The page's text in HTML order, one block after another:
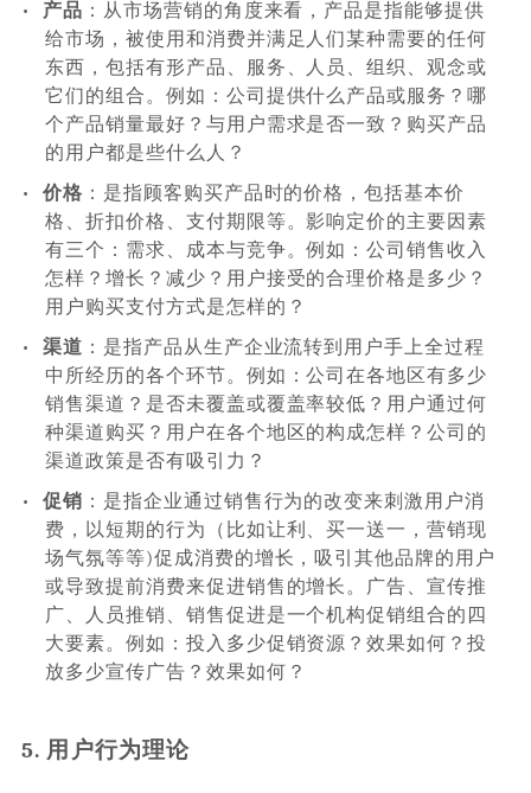
• 产品 ：从市场营销的角度来看，产品是指能够提供
给市场，被使用和消费并满足人们某种需要的任何
东西，包括有形产品、服务、人员、组织、观念或
它们的组合。例如：公司提供什么产品或服务？哪
个产品销量最好？与用户需求是否一致？购买产品
的用户都是些什么人？
•
价格 ：是指顾客购买产品时的价格，包括基本价
格、折扣价格、支付期限等。影响定价的主要因素
有三个：需求、成本与竞争。例如：公司销售收入
怎样？增长？减少？用户接受的合理价格是多少？
用户购买支付方式是怎样的？
•
渠道 ：是指产品从生产企业流转到用户手上全过程
中所经历的各个环节。例如：公司在各地区有多少
销售渠道？是否未覆盖或覆盖率较低？用户通过何
种渠道购买？用户在各个地区的构成怎样？公司的
渠道政策是否有吸引力？
•
促销 ：是指企业通过销售行为的改变来刺激用户消
费，以短期的行为（比如让利、买一送一，营销现
场气氛等等)促成消费的增长，吸引其他品牌的用户
或导致提前消费来促进销售的增长。广告、宣传推
广、人员推销、销售促进是一个机构促销组合的四
大要素。例如：投入多少促销资源？效果如何？投
放多少宣传广告？效果如何？
5. 用户行为理论